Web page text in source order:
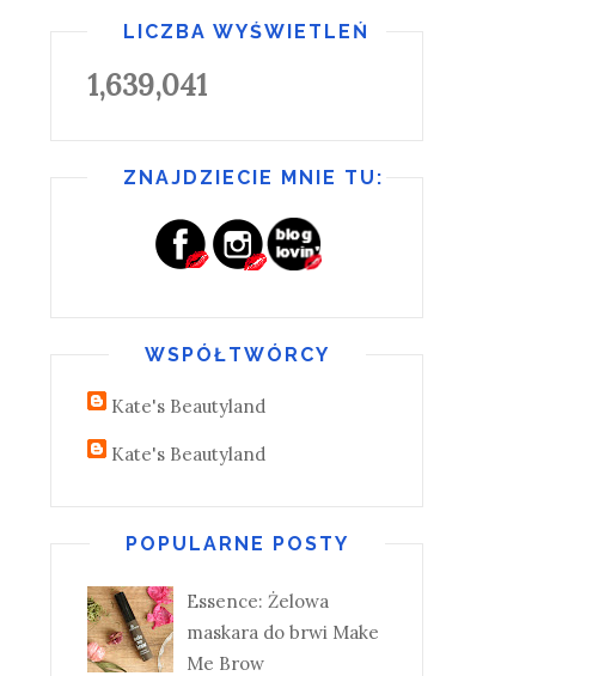
LICZBA WYŚWIETLEŃ
1,639,041
ZNAJDZIECIE MNIE TU:
WSPÓŁTWÓRCY
Kate's Beautyland
Kate's Beautyland
POPULARNE POSTY
Essence: Żelowa
maskara do brwi Make
Me Brow